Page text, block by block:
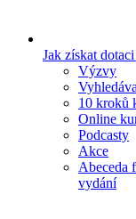
Jak získat
Výzvy
10 kroků
Online
Podcasty
Akce
Abeceda
vydání